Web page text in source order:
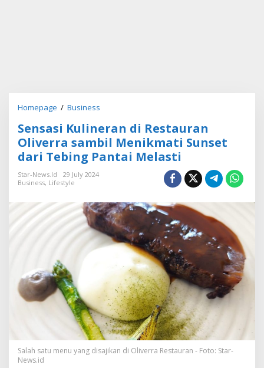
Homepage / Business
n
s
a
s
l
i
e
r
i
R
e
s
t
a
u
Sensasi Kulineran di Restauran
Oliverra sambil Menikmati Sunset
dari Tebing Pantai Melasti
Star-News.id
29 July 2024
Business, Lifestyle
Salah satu menu yang disajikan di Oliverra Restauran - Foto: Star-
News.id